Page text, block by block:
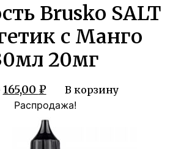
Brusko SALT
с Манго
20мг
Первоначальная
цена
составляла
300,00 ₽.
165,00 ₽Текущая
цена:
165,00 ₽.
В корзину
Распродажа!